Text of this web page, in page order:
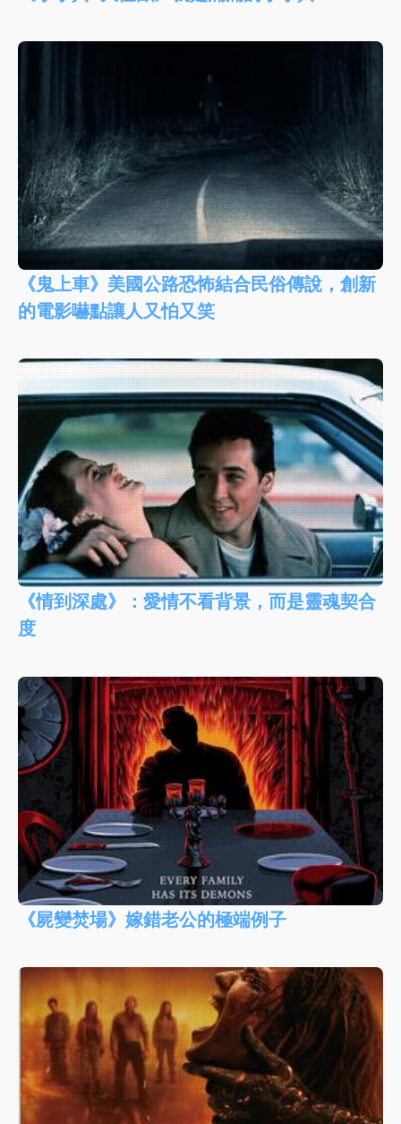
《鬼上車》美國公路恐怖結合民俗傳說，創新
的電影嚇點讓人又怕又笑
《情到深處》：愛情不看背景，而是靈魂契合
度
《屍變焚場》嫁錯老公的極端例子